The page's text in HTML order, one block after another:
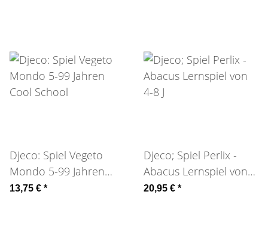
Djeco: Spiel Vegeto
Mondo 5-99 Jahren
Cool School
13,75 € *
Djeco; Spiel Perlix -
Abacus Lernspiel von
4-8 J
20,95 € *